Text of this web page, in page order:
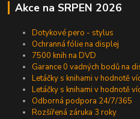
Akce na SRPEN 2026
Dotykové pero - stylus
Ochranná fólie na displej
7500 knih na DVD
Garance 0 vadných bodů na
Letáčky s knihami v hodnotě
Letáčky s knihami v hodnotě
Odborná podpora 24/7/365
Rozšířená záruka 3 roky